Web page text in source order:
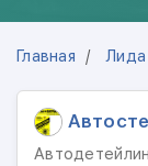
Главная Лида